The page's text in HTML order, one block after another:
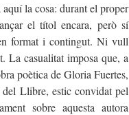
la cosa: durant el proper
el títol encara, però sí
format i contingut. Ni vull
La casualitat imposa que, a
poètica de Gloria Fuertes,
Llibre, estic convidat pel
sobre aquesta autora